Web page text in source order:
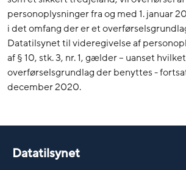
personoplysninger fra og med 1. januar
i det omfang der er et
Datatilsynet til videregivelse af
af § 10, stk. 3, nr. 1, gælder – uanset hvilket
overførselsgrundlag der benyttes -
december 2020.
Datatilsynet